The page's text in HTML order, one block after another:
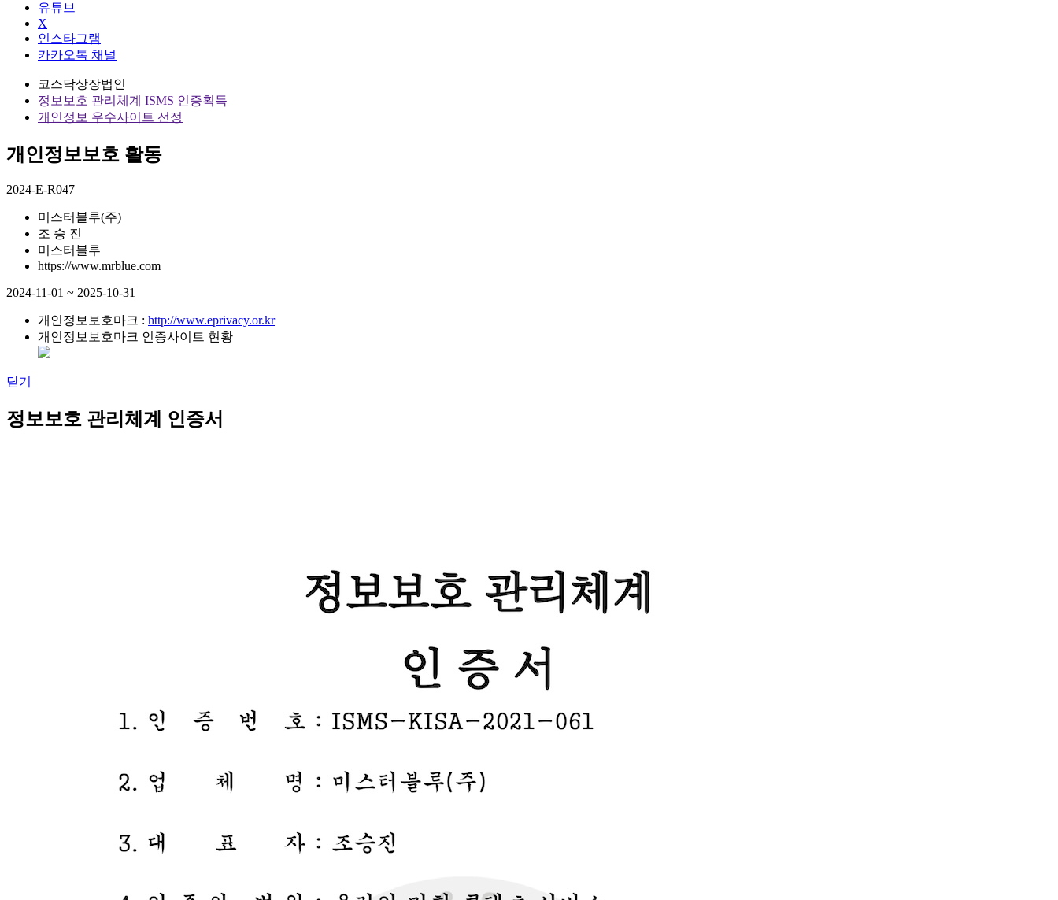
유튜브
X
인스타그램
카카오톡 채널
코스닥상장법인
정보보호 관리체계 ISMS 인증획득
개인정보 우수사이트 선정
개인정보보호 활동
2024-E-R047
미스터블루(주)
조 승 진
미스터블루
https://www.mrblue.com
2024-11-01 ~ 2025-10-31
개인정보보호마크 : http://www.eprivacy.or.kr
개인정보보호마크 인증사이트 현황
닫기
정보보호 관리체계 인증서